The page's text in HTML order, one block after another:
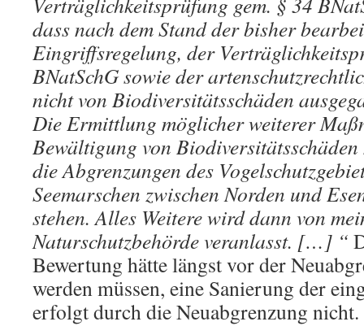
dass nach dem Stand der bisher
Eingriffsregelung, der
BNatSchG sowie der
nicht von Biodiversitätsschäden
Die Ermittlung möglicher weiterer
Bewältigung von
die Abgrenzungen des
Seemarschen zwischen Norden und
stehen. Alles Weitere wird dann von
Naturschutzbehörde veranlasst. […] “
Bewertung hätte längst vor der
werden müssen, eine Sanierung der
erfolgt durch die Neuabgrenzung nicht.